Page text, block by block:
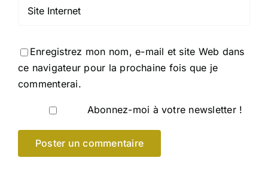
Enregistrez mon nom, e-mail et site Web dans
ce navigateur pour la prochaine fois que je
commenterai.
Abonnez-moi à votre newsletter !